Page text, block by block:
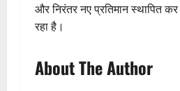
और निरंतर नए प्रतिमान स्थापित कर
रहा है।
About The Author